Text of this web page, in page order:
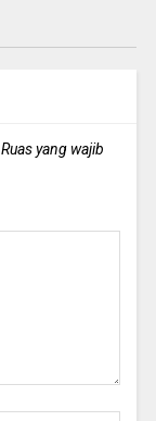
Ruas yang wajib